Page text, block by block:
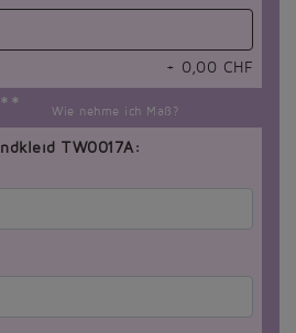
+ 0,00 CHF
Wie nehme ich Maß?
TW0017A: